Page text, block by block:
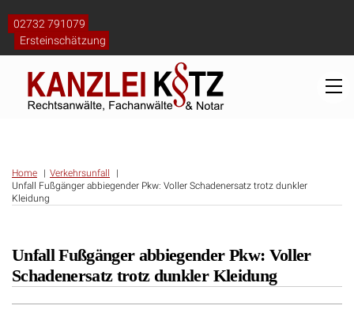
content
02732 791079
Ersteinschätzung
Home
Verkehrsunfall
Unfall Fußgänger abbiegender Pkw: Voller Schadenersatz trotz dunkler
Kleidung
Unfall Fußgänger abbiegender Pkw: Voller
Schadenersatz trotz dunkler Kleidung